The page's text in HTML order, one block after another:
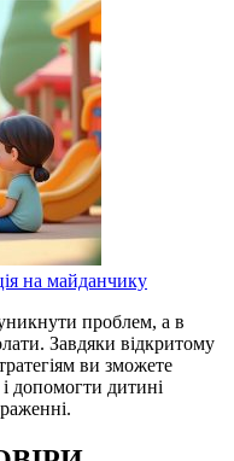
на майданчику
проблем, а в
Завдяки відкритому
ви зможете
допомогти дитині